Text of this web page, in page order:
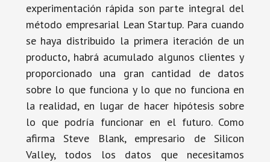
experimentación rápida son parte integral del
método empresarial Lean Startup. Para cuando
se haya distribuido la primera iteración de un
producto, habrá acumulado algunos clientes y
proporcionado una gran cantidad de datos
sobre lo que funciona y lo que no funciona en
la realidad, en lugar de hacer hipótesis sobre
lo que podría funcionar en el futuro. Como
afirma Steve Blank, empresario de Silicon
Valley, todos los datos que necesitamos